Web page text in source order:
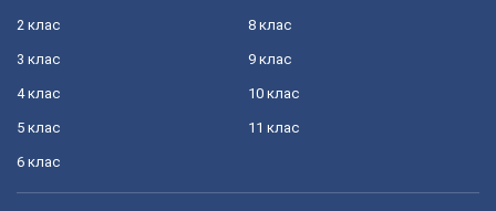
2 клас
3 клас
4 клас
5 клас
6 клас
8 клас
9 клас
10 клас
11 клас